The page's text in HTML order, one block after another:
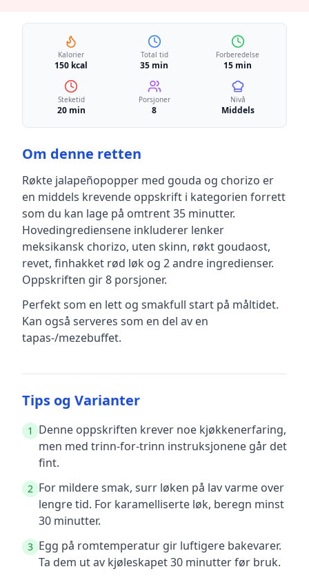
Kalorier
150 kcal
Total tid
35 min
Forberedelse
15 min
Steketid
20 min
Porsjoner
8
Nivå
Middels
Om denne retten
Røkte jalapeñopopper med gouda og chorizo er
en middels krevende oppskrift i kategorien forrett
som du kan lage på omtrent 35 minutter.
Hovedingrediensene inkluderer lenker
meksikansk chorizo, uten skinn, røkt goudaost,
revet, finhakket rød løk og 2 andre ingredienser.
Oppskriften gir8 porsjoner.
Perfekt som en lett og smakfull start på måltidet.
Kan også serveres som en del av en
tapas-/mezebuffet.
Tips og Varianter
1
Denne oppskriften krever noe kjøkkenerfaring,
men med trinn-for-trinn instruksjonene går det
fint.
2 For mildere smak, surr løken på lav varme over
lengre tid. For karamelliserte løk, beregn minst
30 minutter.
3 Egg på romtemperatur gir luftigere bakevarer.
Ta dem ut av kjøleskapet 30 minutter før bruk.